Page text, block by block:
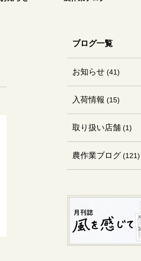
ブログ一覧
お知らせ (41)
入荷情報 (15)
取り扱い店舗 (1)
農作業ブログ (121)